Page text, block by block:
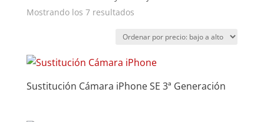
Mostrando los 7 resultadosOrdenado
precio:
bajo
Sustitución Cámara iPhone SE 3ª Generación